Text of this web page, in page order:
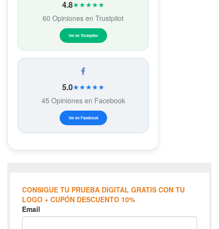
4.8★★★★★
60 Opiniones en Trustpilot
Ver en Trustpilot
5.0★★★★★
45 Opiniones en Facebook
Ver en Facebook